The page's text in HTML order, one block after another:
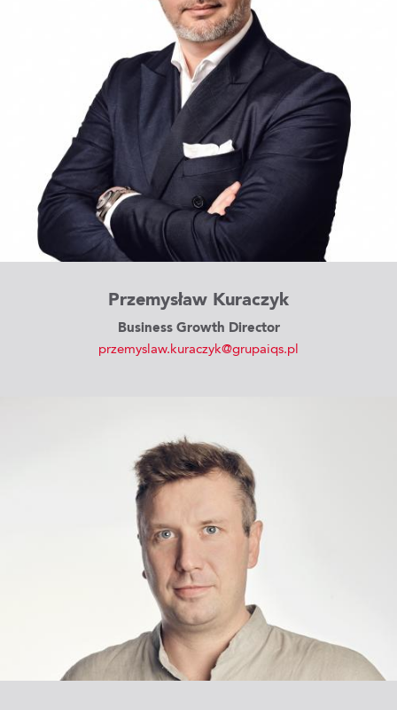
Przemysław Kuraczyk
Business Growth Director
przemyslaw.kuraczyk@grupaiqs.pl